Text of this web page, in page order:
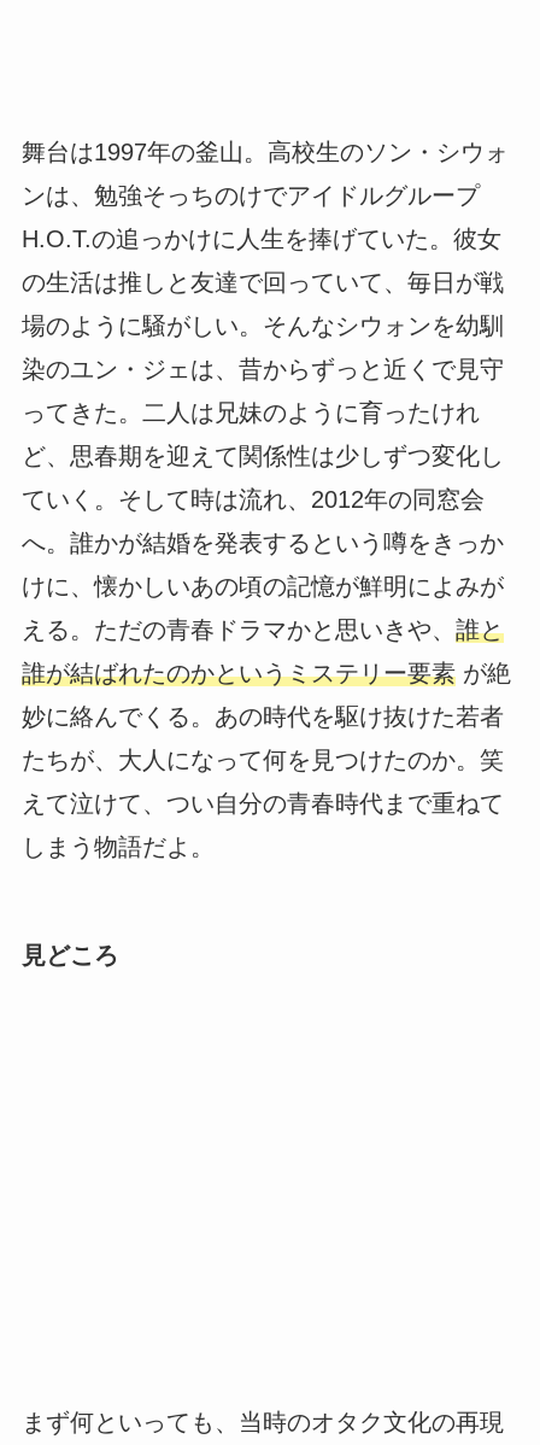
舞台は1997年の釜山。高校生のソン・シウォ
ンは、勉強そっちのけでアイドルグループ
H.O.T.の追っかけに人生を捧げていた。彼女
の生活は推しと友達で回っていて、毎日が戦
場のように騒がしい。そんなシウォンを幼馴
染のユン・ジェは、昔からずっと近くで見守
ってきた。二人は兄妹のように育ったけれ
ど、思春期を迎えて関係性は少しずつ変化し
ていく。そして時は流れ、2012年の同窓会
へ。誰かが結婚を発表するという噂をきっか
けに、懐かしいあの頃の記憶が鮮明によみが
える。ただの青春ドラマかと思いきや、 誰と
誰が結ばれたのかというミステリー要素が絶
妙に絡んでくる。あの時代を駆け抜けた若者
たちが、大人になって何を見つけたのか。笑
えて泣けて、つい自分の青春時代まで重ねて
しまう物語だよ。
見どころ
まず何といっても、当時のオタク文化の再現